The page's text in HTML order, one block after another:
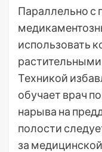
Параллельно с
использовать
Техникой
обучает врач
нарыва на
полости
за